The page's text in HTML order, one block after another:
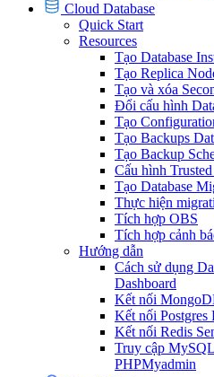
Cloud Database
Quick Start
Resources
Tạo Database
Tạo Replica
Tạo và xóa
Đổi cấu hình
Tạo
Tạo Backups
Tạo Backup
Cấu hình
Tạo Database
Thực hiện
Tích hợp OBS
Tích hợp cảnh
Hướng dẫn
Cách sử dụng
Dashboard
Kết nối
Kết nối Postgres
Kết nối Redis
Truy cập
PHPMyadmin